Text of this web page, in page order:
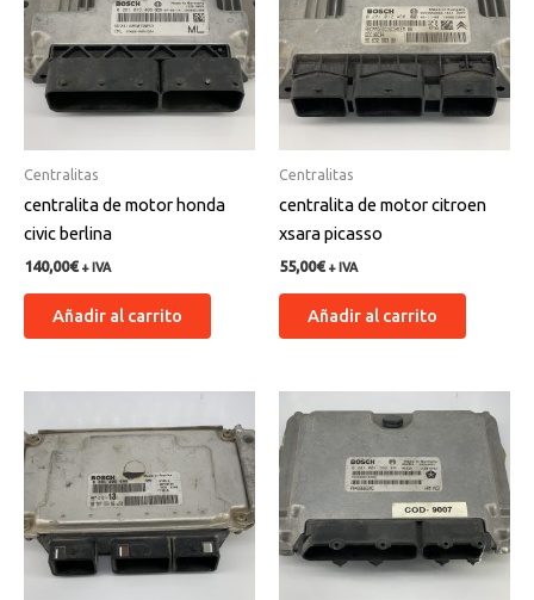
Centralitas
centralita de motor honda
civic berlina
140,00€ + IVA
Añadir al carrito
Centralitas
centralita de motor citroen
xsara picasso
55,00€ + IVA
Añadir al carrito